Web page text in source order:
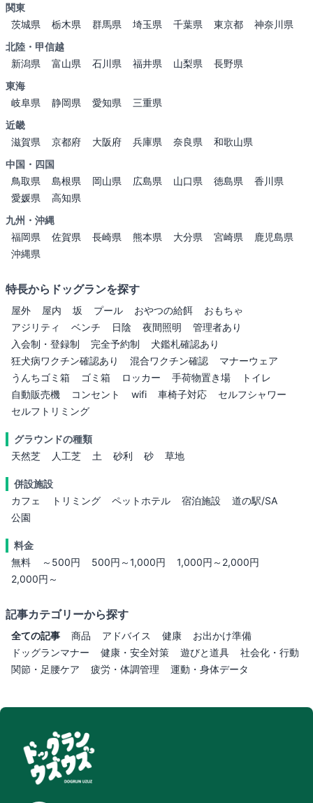
関東
茨城県
栃木県 群馬県 埼玉県 千葉県 東京都
神奈川県
北陸・甲信越
新潟県
富山県 石川県 福井県 山梨県
長野県
東海
岐阜県
静岡県 愛知県
三重県
近畿
滋賀県
京都府 大阪府 兵庫県 奈良県
和歌山県
中国・四国
鳥取県
島根県 岡山県 広島県 山口県 徳島県
香川県
愛媛県
高知県
九州・沖縄
福岡県
佐賀県 長崎県 熊本県 大分県 宮崎県
鹿児島県
沖縄県
特長からドッグランを探す
屋外 屋内 坂 プール おやつの給餌
おもちゃ
アジリティ
ベンチ 日陰 夜間照明
管理者あり
入会制・登録制
完全予約制
犬鑑札確認あり
狂犬病ワクチン確認あり
混合ワクチン確認
マナーウェア
うんちゴミ箱
ゴミ箱 ロッカー 手荷物置き場
トイレ
自動販売機
コンセント wifi 車椅子対応
セルフシャワー
セルフトリミング
グラウンドの種類
天然芝
人工芝 土 砂利 砂 草地
併設施設
カフェ
トリミング ペットホテル 宿泊施設
道の駅/SA
公園
料金
無料
～500円 500円～1,000円
1,000円～2,000円
2,000円～
記事カテゴリーから探す
全ての記事 商品 アドバイス 健康
お出かけ準備
ドッグランマナー
健康・安全対策 遊びと道具
社会化・行動
関節・足腰ケア
疲労・体調管理 運動・身体データ